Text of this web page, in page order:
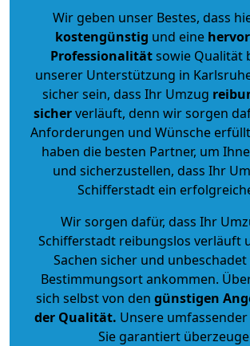
Wir geben unser Bestes, dass
kostengünstig und eine
Professionalitätsowie Qualität
unserer Unterstützung in
sicher sein, dass Ihr Umzug
sicherverläuft, denn wir sorgen
Anforderungen und Wünsche
haben die besten Partner, um
und sicherzustellen, dass Ihr
Schifferstadt ein
Wir sorgen dafür, dass Ihr
Schifferstadt reibungslos verläuft
Sachen sicher und
Bestimmungsort ankommen.
sich selbst von den günstigen
der Qualität. Unsere
Sie garantiert